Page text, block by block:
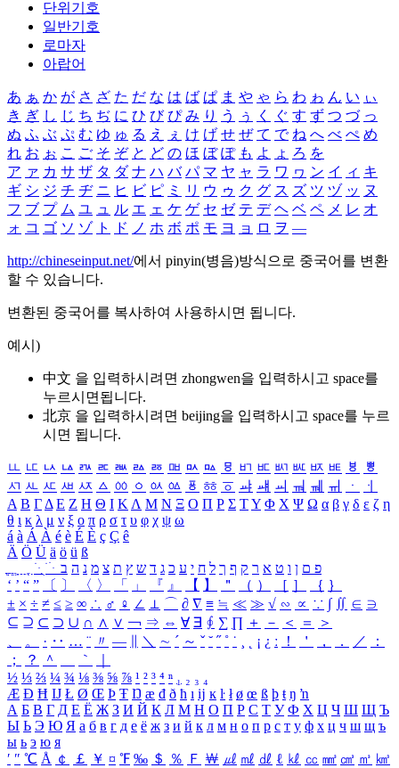
단위기호
일반기호
로마자
아랍어
あ ぁ か が さ ざ た だ な は ば ぱ ま や ゃ ら わ ゎ ん い ぃ
き ぎ し じ ち ぢ に ひ び ぴ み り う ぅ く ぐ す ず つ づ っ
ぬ ふ ぶ ぷ む ゆ ゅ る え ぇ け げ せ ぜ て で ね へ べ ぺ め
れ お ぉ こ ご そ ぞ と ど の ほ ぼ ぽ も よ ょ ろ を
ア ァ カ サ ザ タ ダ ナ ハ バ パ マ ヤ ャ ラ ワ ヮ ン イ ィ キ
ギ シ ジ チ ヂ ニ ヒ ビ ピ ミ リ ウ ゥ ク グ ス ズ ツ ヅ ッ ヌ
フ ブ プ ム ユ ュ ル エ ェ ケ ゲ セ ゼ テ デ ヘ ベ ペ メ レ オ
ォ コ ゴ ソ ゾ ト ド ノ ホ ボ ポ モ ヨ ョ ロ ヲ ―
http://chineseinput.net/에서 pinyin(병음)방식으로 중국어를 변환
할 수 있습니다.
변환된 중국어를 복사하여 사용하시면 됩니다.
예시)
中文 을 입력하시려면 zhongwen을 입력하시고 space를
누르시면됩니다.
北京 을 입력하시려면 beijing을 입력하시고 space를 누르
시면 됩니다.
ㅥ ㅦ ㅧ ㅨ ㅩ ㅪ ㅫ ㅬ ㅭ ㅮ ㅯ ㅰ ㅱ ㅲ ㅳ ㅴ ㅵ ㅶ ㅷ ㅸ
ㅹ
ㅺ ㅻ ㅼ ㅽ ㅾ ㅿ ㆀ ㆁ ㆂ ㆃ ㆄ ㆅ ㆆ ㆇ ㆈ ㆉ ㆊ ㆋ ㆌ ㆍ
ㆎ
Α Β ΓΔ Ε Ζ Η Θ Ι ΚΛ Μ Ν Ξ Ο Π Ρ Σ ΤΥ Φ Χ Ψ Ω α β γ δ ε ζ η
θ ι κ λ μ ν ξ ο π ρ σ τ υ φ χ ψ ω
á à Á À é è É È ç Ç ê
Ä Ö Ü ä ö ü ß
ִֶֹ ֻּ ׁׂ פ ם ן ו ט א ר ק ף ך ל ח י ע כ ג ד ש ץ ת צ מ נ ה ב
‘ ’ “ ” 〔 〕 〈 〉 「 」 『 』 【 】 ＂ （ ） ［ ］ ｛ ｝
± × ÷ ≠ ≤ ≥ ∞ ∴ ♂ ♀ ∠ ⊥ ⌒ ∂ ∇ ≡ ≒ ≪ ≫ √ ∽ ∝ ∵ ∫ ∬ ∈ ∋
⊆ ⊇ ⊂ ⊃ ∪ ∩ ∧ ∨ ￢ ⇒ ⇔ ∀ ∃ ∮ ∑ ∏ ＋ － ＜ ＝
＞
、
。 · ‥ … ¨ 〃 ― ＼ ∼ ´ ～ ˇ ˘ ˝ ˚ ˙ ¸ ¡ ¿ ː ！ ＇ ， ． ／
：
；
？ ＾ ｀
½ ⅓ ⅔ ¼ ¾ ⅛ ⅜ ⅝ ⅞ ¹ ² ³ ⁴ ⁿ ₁ ₂ ₃ ₄
Æ Ð Ħ Ĳ Ł Ø Œ Þ Ŧ Ŋ æ đ ð ħ ı ĳ ĸ ŀ ł ø œ ß þ ŧ ŋ ŉ
А Б В Г Д Е Ё Ж З И Й К Л М Н О П Р С Т У Ф Х Ц Ч Ш Щ Ъ
Ы Ь Э Ю Я а б в г д е ё ж з и й к л м н о п р с т у ф х ц ч ш щ ъ
ы ь э ю я
′ ″ ℃ Å ￠ ￡ ￥ ¤ ℉ ‰ ＄ ％ Ｆ ￦ ㎕ ㎖ ㎗ ℓ ㎘ ㏄ ㎣ ㎤ ㎥ ㎦